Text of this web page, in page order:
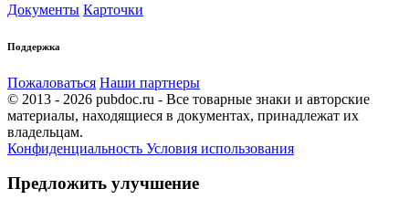
Документы Карточки
Поддержка
Пожаловаться Наши партнеры
© 2013 - 2026 pubdoc.ru - Все товарные знаки и авторские
материалы, находящиеся в документах, принадлежат их
владельцам.
Конфиденциальность Условия использования
Предложить улучшение